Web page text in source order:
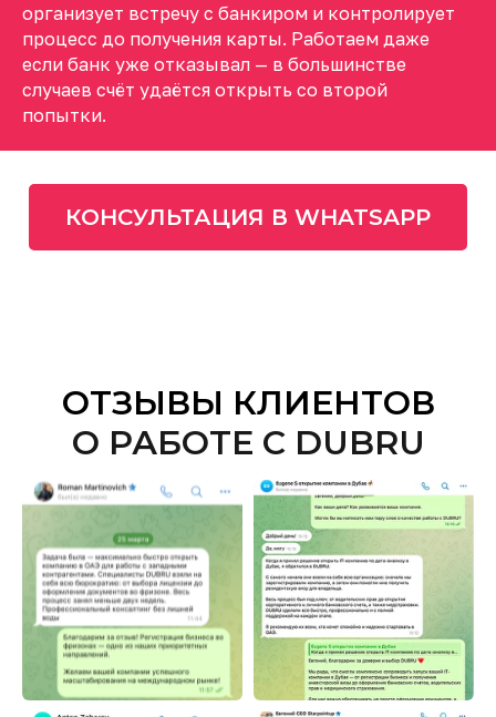
организует встречу с банкиром и контролирует
процесс до получения карты. Работаем даже
если банк уже отказывал — в большинстве
случаев счёт удаётся открыть со второй
попытки.
КОНСУЛЬТАЦИЯ В WHATSAPP
ОТЗЫВЫ КЛИЕНТОВ
О РАБОТЕ С DUBRU